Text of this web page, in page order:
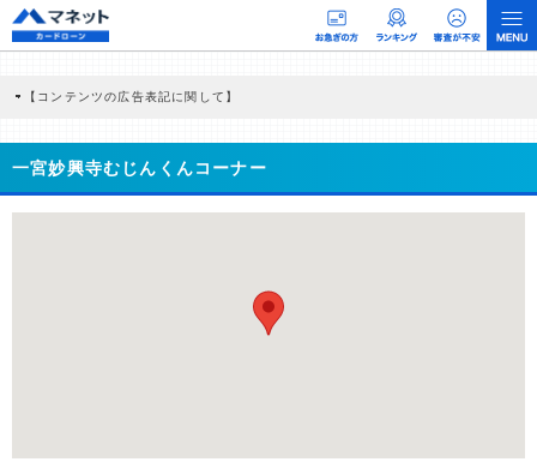
【コンテンツの広告表記に関して】
商品を根拠なくPRするものではなく、当編集部の調査／ユーザーへの口コミ収集な
どに基づき、公平性を担保した情報提供を行っています。
>提携企業一覧
一宮妙興寺むじんくんコーナー